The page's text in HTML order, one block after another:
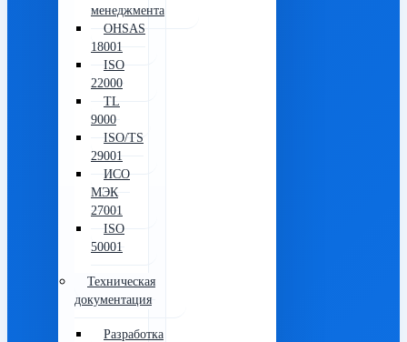
менеджмента
OHSAS
18001
ISO
22000
TL
9000
ISO/TS
29001
ИСО
МЭК
27001
ISO
50001
Техническая
документация
Разработка